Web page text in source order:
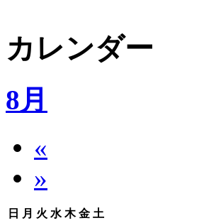
カレンダー
8月
«
»
日 月 火 水 木 金 土